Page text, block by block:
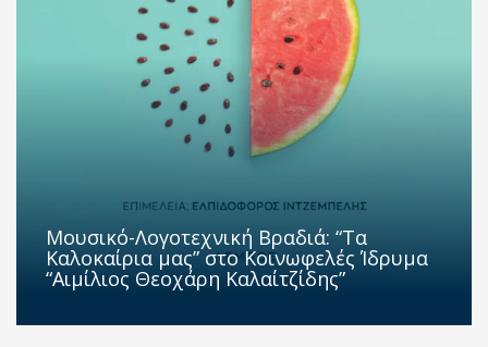
Μουσικό-Λογοτεχνική Βραδιά: “Τα
Καλοκαίρια μας” στο Κοινωφελές Ίδρυμα
“Αιμίλιος Θεοχάρη Καλαίτζίδης”